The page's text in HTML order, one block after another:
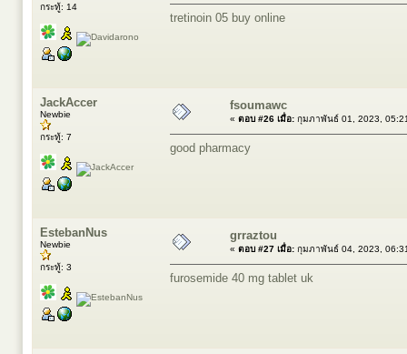
กระทู้: 14
tretinoin 05 buy online
JackAccer
Newbie
กระทู้: 7
fsoumawc
« ตอบ #26 เมื่อ: กุมภาพันธ์ 01, 2023,
good pharmacy
EstebanNus
Newbie
กระทู้: 3
grraztou
« ตอบ #27 เมื่อ: กุมภาพันธ์ 04, 2023,
furosemide 40 mg tablet uk